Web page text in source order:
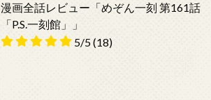
漫画全話レビュー「めぞん一刻 第161話
「P.S.一刻館」」
5/5(18)